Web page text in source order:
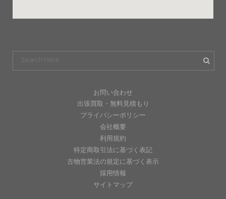
お問い合わせ
出張買取・無料見積もり
プライバシーポリシー
会社概要
利用規約
特定商取引法に基づく表記
古物営業法の規定に基づく表示
採用情報
サイトマップ